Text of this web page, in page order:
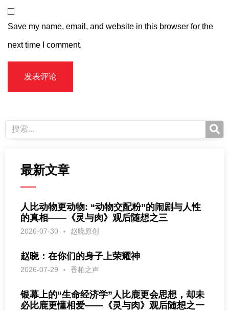
Save my name, email, and website in this browser for the
next time I comment.
最新文章
人比动物更动物: “动物交配粉”的闹剧与人性
的真相——《灵与肉》观后随想之三
2026-07-30 赵晓原创
赵晓：在你们的身子上荣耀神
2026-07-29 香柏之声
银幕上的“生命经济学”人比鹿更会思想，却未
必比鹿更懂相爱——《灵与肉》观后随想之一